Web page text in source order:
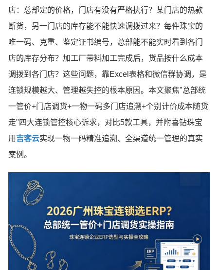
店：总部定的价格，门店有没有严格执行？某门店的热款
断货，另一门店的库存能不能快速调拨过来？每件珠宝的
唯一码、克重、鉴定证书编号，总部能不能实时看到各门
店的库存分布？加工厂带料加工完成后，货品按什么成本
调拨到各门店？这些问题，靠Excel表格和微信群协调，是
连锁规模越大、管理越失控的根本原因。本文聚焦"总部统
一管价+门店调货+一物一码多门店追溯+个别计价成本随货
走"四大连锁管控核心诉求，对比5款工具，并附喜钻珠宝
用 吉客云实现一物一码精准追溯、全渠道统一管理的真实
案例。